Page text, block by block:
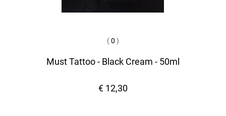
(0 )
Must Tattoo - Black Cream - 50ml
€ 12,30